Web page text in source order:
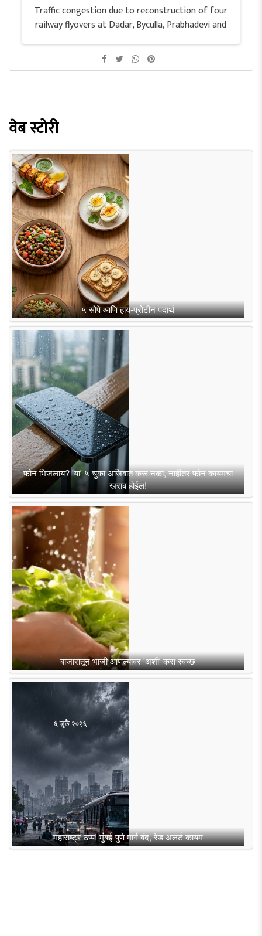
Traffic congestion due to reconstruction of four
railway flyovers at Dadar, Byculla, Prabhadevi and
वेब स्टोरी
५ सोपे आणि हाय-प्रोटीन पदार्थ
फोन भिजलाय? 'या' ५ चुका अजिबात करू नका, नाहीतर फोन कायमचा
खराब होईल!
बाजारातून भाजी आणल्यावर 'अशी' करा स्वच्छ
महाराष्ट्र ठप्प! मुंबई-पुणे मार्ग बंद, रेड अलर्ट कायम